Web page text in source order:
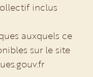
inclus
auxquels ce
sur le site